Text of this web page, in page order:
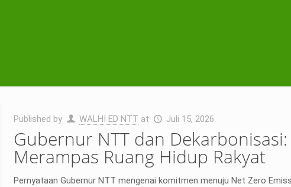
Published by WALHI ED NTT at Juli 15, 2026
Gubernur NTT dan
Merampas Ruang Hidup Rakyat
Pernyataan Gubernur NTT mengenai komitmen menuju Net Zero